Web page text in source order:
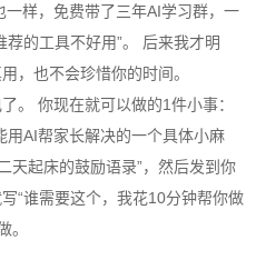
一样，免费带了三年AI学习群，一
的工具不好用”。 后来我才明
，也不会珍惜你的时间。
。 你现在就可以做的1件小事：
用AI帮家长解决的一个具体小麻
天起床的鼓励语录”，然后发到你
“谁需要这个，我花10分钟帮你做
。